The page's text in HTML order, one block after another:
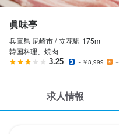
気になる求人
検索履歴・保存した条件
応募履歴
眞味亭
兵庫県 尼崎市 / 立花駅 175m
韓国料理、焼肉
3.25 ～￥3,999 －
求人情報
勤務時間
17:00~22:00(固定）
ダブルワーク・副業OK 長期勤務歓迎